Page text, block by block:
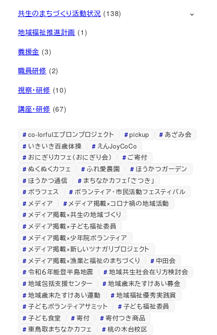
共生のまちづくり活動状況 (138)
地域福祉推進計画 (1)
義援金 (3)
職員研修 (2)
視察・研修 (10)
講座・研修 (67)
co-lorfulエプロンプロジェクト pickup
あざみ会
いきいき百歳体操
えんJoyCoCo
おにぎりカフェ（おにぎり会）
ご寄付
ぬくぬくカフェ
ふれ愛農園
ほうかつガーデン
ほうかつ通信
まちなかカフェ「さつき」
ボラフェス
ボランティア・市民活動フェスティバル
メディア
メディア掲載×コロナ禍の地域活動
メディア掲載×共生の地域づくり
メディア掲載×子ども福祉委員
メディア掲載×少年院ボランティア
メディア掲載×新しいツナガリプロジェクト
メディア掲載×漁業と福祉のまちづくり
中田会
令和６年能登半島地震
地域共生社会在り方検討会
地域包括支援センター
地域歳末たすけあい募金
地域歳末たすけあい運動
地域福祉優秀実践賞
子どもボランティアサミット
子ども福祉委員
子ども食堂
寄付
寄付つき商品
東鳥取まちなかカフェ
桃の木台校区